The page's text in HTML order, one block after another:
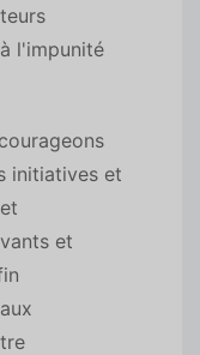
l'impunité
initiatives et
et